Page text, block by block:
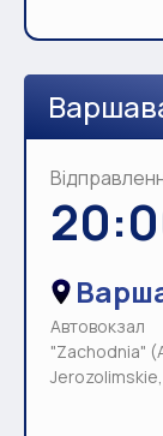
Автовокзал
"Zachodnia"